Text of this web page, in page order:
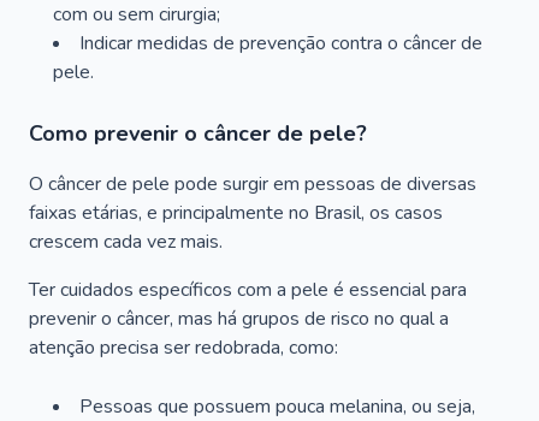
com ou sem cirurgia;
Indicar medidas de prevenção contra o câncer de
pele.
Como prevenir o câncer de pele?
O câncer de pele pode surgir em pessoas de diversas
faixas etárias, e principalmente no Brasil, os casos
crescem cada vez mais.
Ter cuidados específicos com a pele é essencial para
prevenir o câncer, mas há grupos de risco no qual a
atenção precisa ser redobrada, como:
Pessoas que possuem pouca melanina, ou seja,